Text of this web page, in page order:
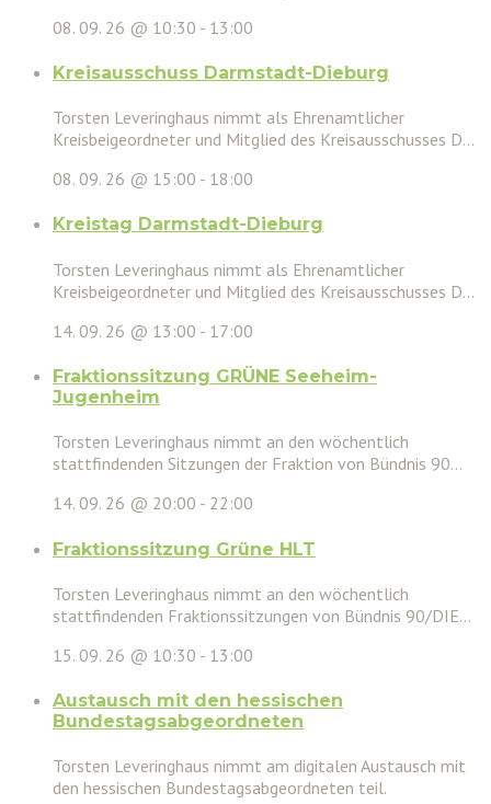
08. 09. 26 @ 10:30 - 13:00
Kreisausschuss Darmstadt-Dieburg
Torsten Leveringhaus nimmt als Ehrenamtlicher
Kreisbeigeordneter und Mitglied des Kreisausschusses D...
08. 09. 26 @ 15:00 - 18:00
Kreistag Darmstadt-Dieburg
Torsten Leveringhaus nimmt als Ehrenamtlicher
Kreisbeigeordneter und Mitglied des Kreisausschusses D...
14. 09. 26 @ 13:00 - 17:00
Fraktionssitzung GRÜNE Seeheim-
Jugenheim
Torsten Leveringhaus nimmt an den wöchentlich
stattfindenden Sitzungen der Fraktion von Bündnis 90...
14. 09. 26 @ 20:00 - 22:00
Fraktionssitzung Grüne HLT
Torsten Leveringhaus nimmt an den wöchentlich
stattfindenden Fraktionssitzungen von Bündnis 90/DIE...
15. 09. 26 @ 10:30 - 13:00
Austausch mit den hessischen
Bundestagsabgeordneten
Torsten Leveringhaus nimmt am digitalen Austausch mit
den hessischen Bundestagsabgeordneten teil.